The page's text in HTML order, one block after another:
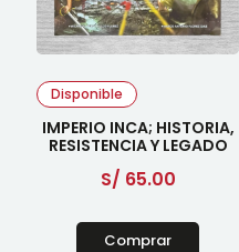
Disponible
IMPERIO INCA; HISTORIA,
RESISTENCIA Y LEGADO
S/ 65.00
Comprar